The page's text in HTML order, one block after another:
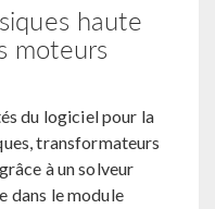
haute
moteurs
du logiciel pour la
transformateurs
à un solveur
dans le module